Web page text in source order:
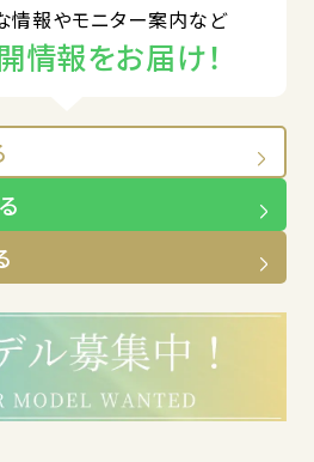
情報やモニター案内など
情報をお届け！